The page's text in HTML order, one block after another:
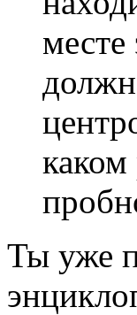
месте
каком
Ты уже